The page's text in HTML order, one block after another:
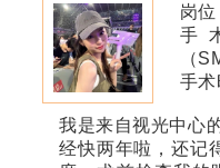
岗
手
（
手术
我是来自视光中心
经快两年啦，还记